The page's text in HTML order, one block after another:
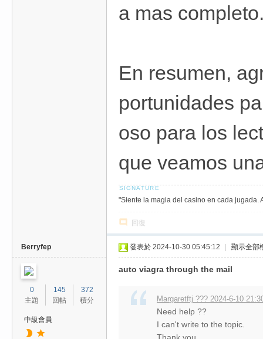
a mas
En resumen,
portunidades
oso para los
que veamos
"Siente la magia del casino en cada jugada.
回復
Berryfep
0
主題
145
回帖
372
積分
中級會員
發表於 2024-10-30 05:45:12 顯示全部
auto viagra through the mail
Margaretftj ??? 2024-6-10
Need help ??
I can't write to the topic.